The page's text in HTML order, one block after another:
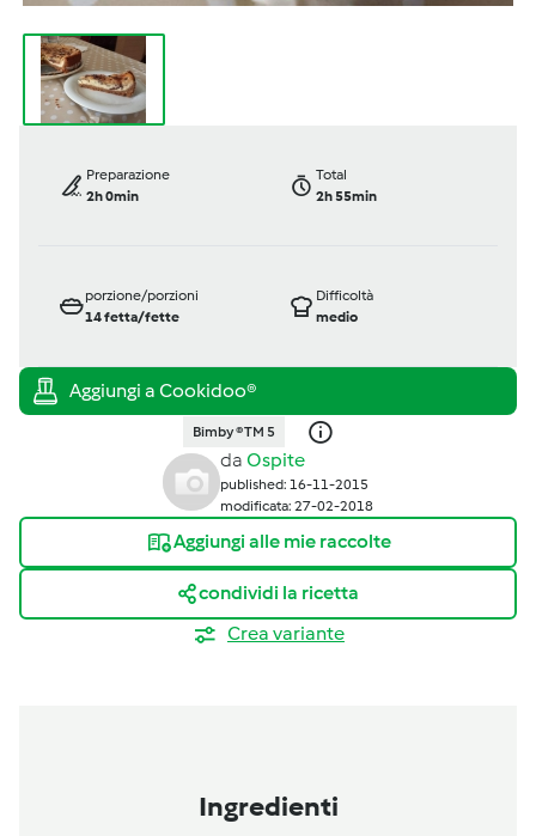
Preparazione
2h 0min
Total
2h 55min
porzione/porzioni
14fetta/fette
Difficoltà
medio
Bimby ® TM 5
da Ospite
published: 16-11-2015
modificata: 27-02-2018
Aggiungi alle mie raccolte
condividi la ricetta
Crea variante
Ingredienti